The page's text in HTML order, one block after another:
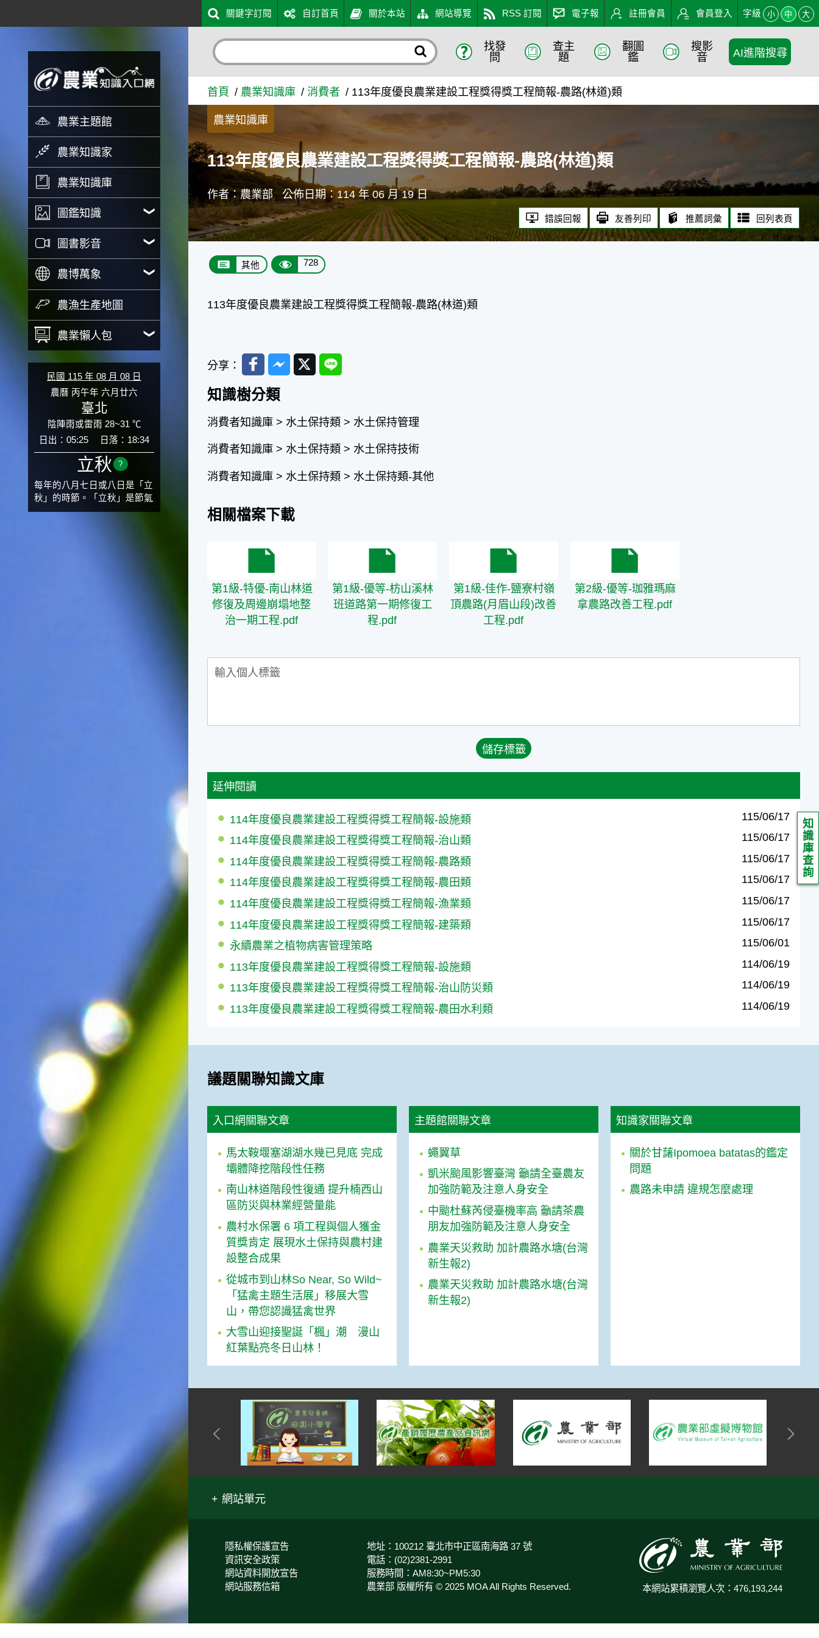
113年度優良農業建設工程獎得獎工程簡報-農路(林道)類 - 農業知識入口網
農業主題館
農業知識家
農業知識庫
圖鑑知識
圖書影音
農博萬象
農漁生產地圖
農業懶人包
民國 115 年 08 月 08 日
農曆 丙午年 六月廿六
臺北
陰陣雨或雷雨 28~31 ℃
日出：05:25
日落：18:34
立秋 ?
每年的八月七日或八日是「立
秋」的時節。「立秋」是節氣
邁入秋涼的先聲，表示酷熱難
這個節氣裡，最重要的節日就
是八月八日的父親節了。或許
因為父親節不一定逢到星期日
的關係，父親節在感覺上似乎
沒有母親節來得熱絡。不過，
父親為家庭付出的辛苦與努力
可不亞於母親喔！小朋友應該
趁著一年一度的父親節，對爸
爸表達出心中的敬重與關愛，
相信平日辛勞的爸爸知道你的
心意後，一定會非常高興的。
◎節氣俗諺1.「雷打秋，年冬
高地半收，低地水漂流」這句
俗諺的意思是：立秋這一天如
果打雷，對二期水稻的收成會
言，立秋日是十分忌諱打雷的
喔！2.「六月秋，快溜溜；七
如果立秋這一天是在農曆六
的捕魚季節就會比較長，而漁
關鍵字訂閱 自訂首頁 關於本站 網站導覽 RSS 訂閱 電子報 註冊會員 會員登入 字級 小 中 大
找發
問
查主
題
翻圖
鑑
搜影
音
AI進階搜尋
首頁 農業知識庫 消費者 113年度優良農業建設工程獎得獎工程簡報-農路(林道)類
農業知識庫
113年度優良農業建設工程獎得獎工程簡報-農路(林道)類
作者：農業部 公佈日期：114 年 06 月 19 日
錯誤回報 友善列印 推薦詞彙 回列表頁
知
識
庫
查
詢
其他 728
113年度優良農業建設工程獎得獎工程簡報-農路(林道)類
分享：
FacebookMessenger
TwitterLine
知識樹分類
消費者知識庫 > 水土保持類 > 水土保持管理
消費者知識庫 > 水土保持類 > 水土保持技術
消費者知識庫 > 水土保持類 > 水土保持類-其他
相關檔案下載
第1級-特優-南山林道修復及周邊崩塌地整治一期工程.pdf
第1級-特優-南山林道
修復及周邊崩塌地整
治一期工程.pdf
第1級-優等-枋山溪林班道路第一期修復工程.pdf
第1級-優等-枋山溪林
班道路第一期修復工
程.pdf
第1級-佳作-鹽寮村嶺頂農路(月眉山段)改善工程.pdf
第1級-佳作-鹽寮村嶺
頂農路(月眉山段)改善
工程.pdf
第2級-優等-珈雅瑪麻拿農路改善工程.pdf
第2級-優等-珈雅瑪麻
拿農路改善工程.pdf
延伸閱讀
114年度優良農業建設工程獎得獎工程簡報-設施類
115/06/17
114年度優良農業建設工程獎得獎工程簡報-治山類
115/06/17
114年度優良農業建設工程獎得獎工程簡報-農路類
115/06/17
114年度優良農業建設工程獎得獎工程簡報-農田類
115/06/17
114年度優良農業建設工程獎得獎工程簡報-漁業類
115/06/17
114年度優良農業建設工程獎得獎工程簡報-建築類
115/06/17
永續農業之植物病害管理策略
115/06/01
113年度優良農業建設工程獎得獎工程簡報-設施類
114/06/19
113年度優良農業建設工程獎得獎工程簡報-治山防災類
114/06/19
113年度優良農業建設工程獎得獎工程簡報-農田水利類
114/06/19
議題關聯知識文庫
入口網關聯文章
馬太鞍堰塞湖湖水幾已見底 完成
壩體降挖階段性任務
南山林道階段性復通 提升楠西山
區防災與林業經營量能
農村水保署 6 項工程與個人獲金
質獎肯定 展現水土保持與農村建
設整合成果
從城市到山林So Near, So Wild~
「猛禽主題生活展」移展大雪
山，帶您認識猛禽世界
大雪山迎接聖誕「楓」潮 漫山
紅葉點亮冬日山林！
主題館關聯文章
蠅翼草
凱米颱風影響臺灣 籲請全臺農友
加強防範及注意人身安全
中颱杜蘇芮侵臺機率高 籲請茶農
朋友加強防範及注意人身安全
農業天災救助 加計農路水塘(台灣
新生報2)
農業天災救助 加計農路水塘(台灣
新生報2)
知識家關聯文章
關於甘藷Ipomoea batatas的鑑定
問題
農路未申請 違規怎麼處理
網站單元
隱私權保護宣告
資訊安全政策
網站資料開放宣告
網站服務信箱
地址：100212 臺北市中正區南海路 37 號
電話：(02)2381-2991
服務時間：AM8:30~PM5:30
農業部 版權所有 © 2025 MOA All Rights Reserved.
本網站累積瀏覽人次：476,193,244